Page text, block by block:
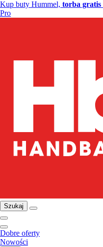
Kup buty Hummel, torba gratis
Pro
Szukaj
Dobre oferty
Nowości